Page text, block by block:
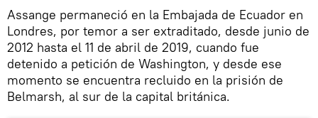
Assange permaneció en la Embajada de Ecuador en
Londres, por temor a ser extraditado, desde junio de
2012 hasta el 11 de abril de 2019, cuando fue
detenido a petición de Washington, y desde ese
momento se encuentra recluido en la prisión de
Belmarsh, al sur de la capital británica.